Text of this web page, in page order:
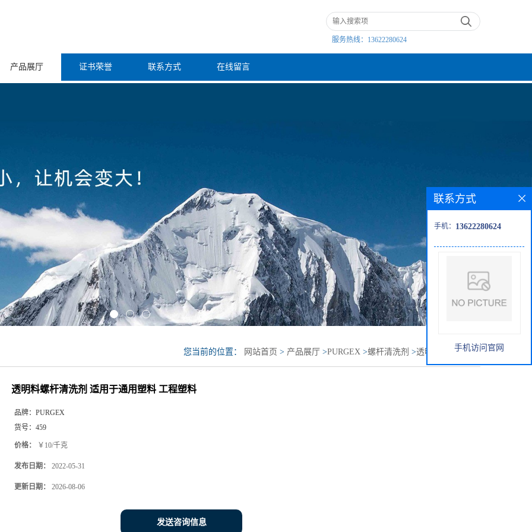
服务热线： 13622280624
产品展厅 证书荣誉 联系方式 在线留言
您当前的位置： 网站首页 > 产品展厅 >PURGEX >螺杆清洗剂 >透明料螺杆清洗
透明料螺杆清洗剂 适用于通用塑料 工程塑料
品牌： PURGEX
货号： 459
价格： ￥10/千克
发布日期： 2022-05-31
更新日期： 2026-08-06
发送咨询信息
联系方式
手机： 13622280624
手机访问官网